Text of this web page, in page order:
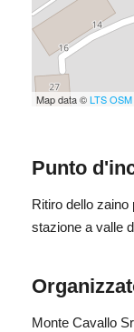
Registrazione qui
Map data ©LTSOSM
Punto
Ritiro dello
stazione a valle
Monte Cavallo